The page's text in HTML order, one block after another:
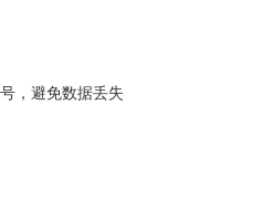
，避免数据丢失